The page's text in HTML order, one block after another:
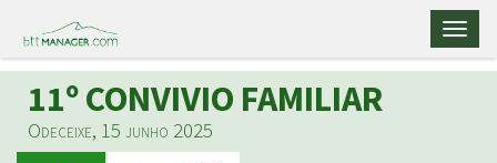
11º CONVIVIO FAMILIAR
Odeceixe, 15 junho 2025